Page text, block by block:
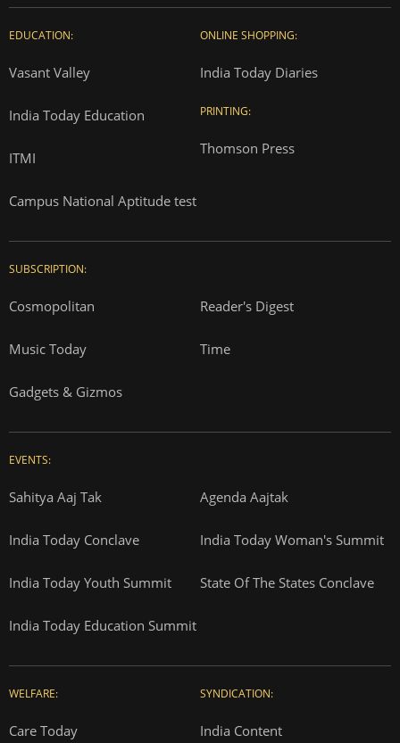
EDUCATION:
Vasant Valley
India Today Education
ITMI
Campus National Aptitude test
ONLINE SHOPPING:
India Today Diaries
PRINTING:
Thomson Press
SUBSCRIPTION:
Cosmopolitan Reader's Digest
Music Today Time
Gadgets & Gizmos
EVENTS:
Sahitya Aaj Tak Agenda Aajtak
India Today Conclave India Today Woman's Summit
India Today Youth Summit State Of The States Conclave
India Today Education Summit
WELFARE:
Care Today
SYNDICATION:
India Content